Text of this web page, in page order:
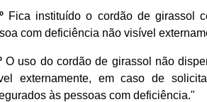
Fica instituído o cordão de girassol
com deficiência não visível
O uso do cordão de girassol não
externamente, em caso de
às pessoas com deficiência."